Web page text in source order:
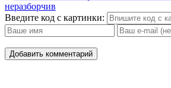
Введите код с картинки:
Добавить комментарий